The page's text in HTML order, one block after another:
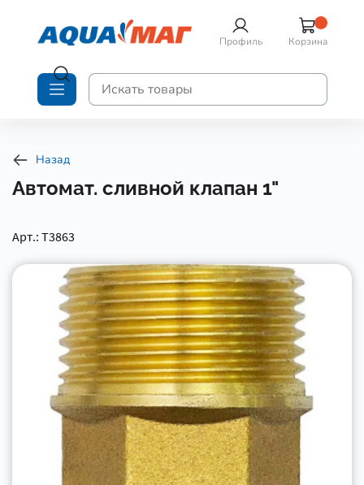
Профиль Корзина
Назад
Автомат. сливной клапан 1"
Арт.: Т3863